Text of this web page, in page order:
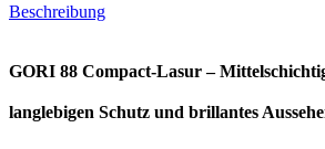
Beschreibung
GORI 88 Compact-Lasur –
langlebigen Schutz und brillantes